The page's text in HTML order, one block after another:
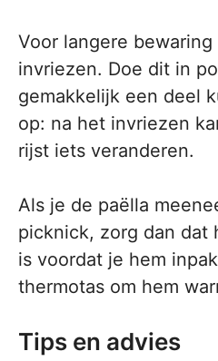
Voor langere
invriezen. Doe dit in
gemakkelijk een deel
op: na het invriezen
rijst iets veranderen.
Als je de paëlla
picknick, zorg dan dat
is voordat je hem
thermotas om hem
Tips en advies